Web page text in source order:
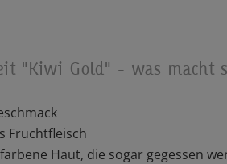
"Kiwi Gold" - was macht
Fruchtfleisch
Haut, die sogar gegessen